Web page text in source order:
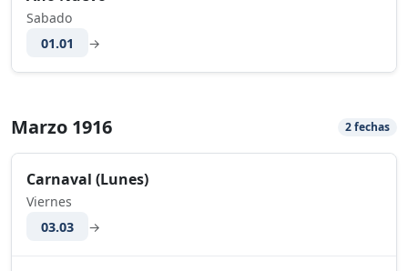
Sabado
01.01
→
Marzo 1916 2 fechas
Carnaval (Lunes)
Viernes
03.03
→